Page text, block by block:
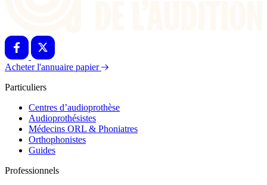
Acheter l'annuaire papier
Particuliers
Centres d’audioprothèse
Audioprothésistes
Médecins ORL & Phoniatres
Orthophonistes
Guides
Professionnels